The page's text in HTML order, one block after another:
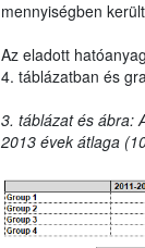
mennyiségben
Az eladott
4. táblázatban és
3. táblázat és ábra:
2013 évek átlaga